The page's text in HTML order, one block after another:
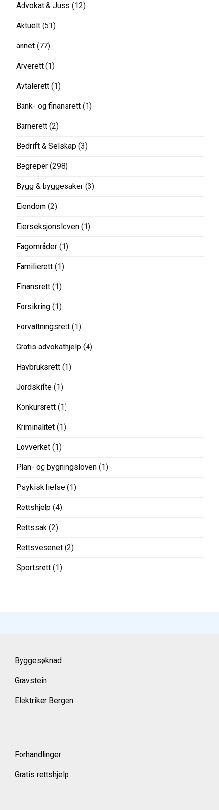
Advokat & Juss (12)
Aktuelt (51)
annet (77)
Arverett (1)
Avtalerett (1)
Bank- og finansrett (1)
Barnerett (2)
Bedrift & Selskap (3)
Begreper (298)
Bygg & byggesaker (3)
Eiendom (2)
Eierseksjonsloven (1)
Fagområder (1)
Familierett (1)
Finansrett (1)
Forsikring (1)
Forvaltningsrett (1)
Gratis advokathjelp (4)
Havbruksrett (1)
Jordskifte (1)
Konkursrett (1)
Kriminalitet (1)
Lovverket (1)
Plan- og bygningsloven (1)
Psykisk helse (1)
Rettshjelp (4)
Rettssak (2)
Rettsvesenet (2)
Sportsrett (1)
Byggesøknad
Gravstein
Elektriker Bergen
Forhandlinger
Gratis rettshjelp